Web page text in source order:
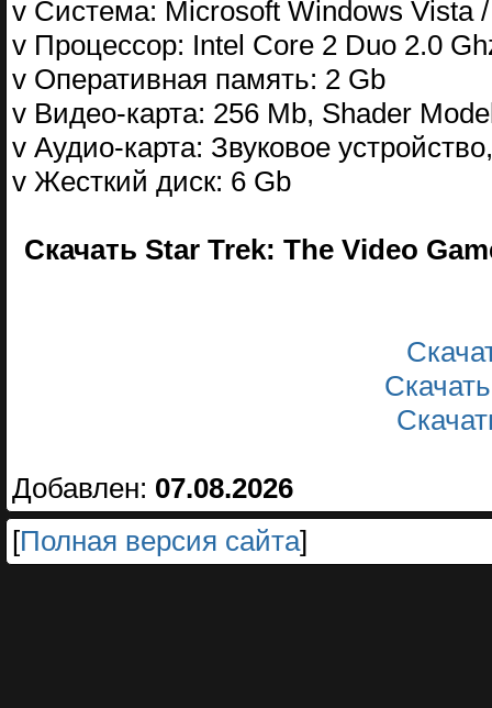
v Система: Microsoft Windows Vista
v Процессор: Intel Core 2 Duo 2.0
v Оперативная память: 2 Gb
v Видео-карта: 256 Mb, Shader
v Аудио-карта: Звуковое
v Жесткий диск: 6 Gb
Скачать Star Trek: The Video
Добавлен: 07.08.2026
[Полная версия сайта]